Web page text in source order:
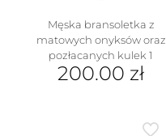
Męska bransoletka z
matowych onyksów oraz
pozłacanych kulek 1
200.00 zł